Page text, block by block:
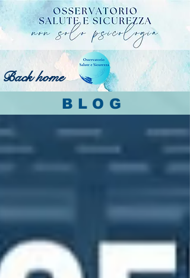
Back home
BLOG